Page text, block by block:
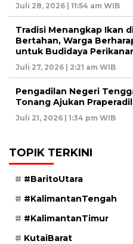
Juli 28, 2026 | 11:54 am WIB
Tradisi Menangkap Ikan
Bertahan, Warga
untuk Budidaya
Juli 27, 2026 | 2:21 am WIB
Pengadilan Negeri
Tonang Ajukan
Juli 21, 2026 | 1:34 pm WIB
TOPIK TERKINI
#BaritoUtara
#KalimantanTengah
#KalimantanTimur
KutaiBarat